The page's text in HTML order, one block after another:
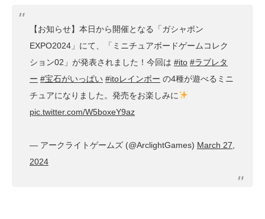
【お知らせ】本日から開催となる「ガシャポン
EXPO2024」にて、「ミニチュアボードゲームコレク
ション02」が発表されました！今回は #ito #ラブレタ
ー #宝石がいっぱい #itoレインボー の4種が遊べるミニ
チュアになりました。発売をお楽しみに
pic.twitter.com/W5boxeY9az
— アークライトゲームズ (@ArclightGames) March 27,
2024